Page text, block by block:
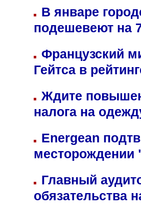
В январе
подешевеют на
Французский
Гейтса в
Ждите
налога на
Energean
Главный
обязательства